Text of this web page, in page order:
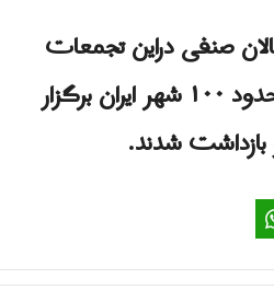
صنفی دراين تجمعات
که گفته می شود در حدود ۱۰۰ شهر ایران برگزار
شدند.